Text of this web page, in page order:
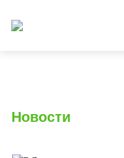
Новости